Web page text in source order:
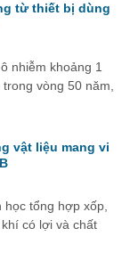
từ thiết bị dùng
nhiễm khoảng 1
vòng 50 năm,
vật liệu mang vi
học tổng hợp xốp,
có lợi và chất